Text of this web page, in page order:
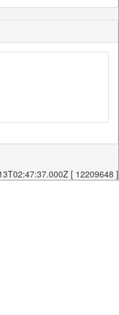
[ 12209648 ]